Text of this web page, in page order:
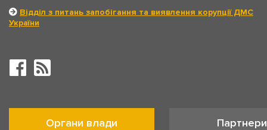
Відділ з питань запобігання та виявлення корупції ДМС
України
Органи влади Партнери